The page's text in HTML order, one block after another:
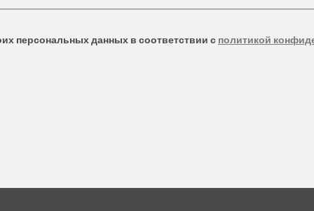
персональных данных в соответствии сполитикой